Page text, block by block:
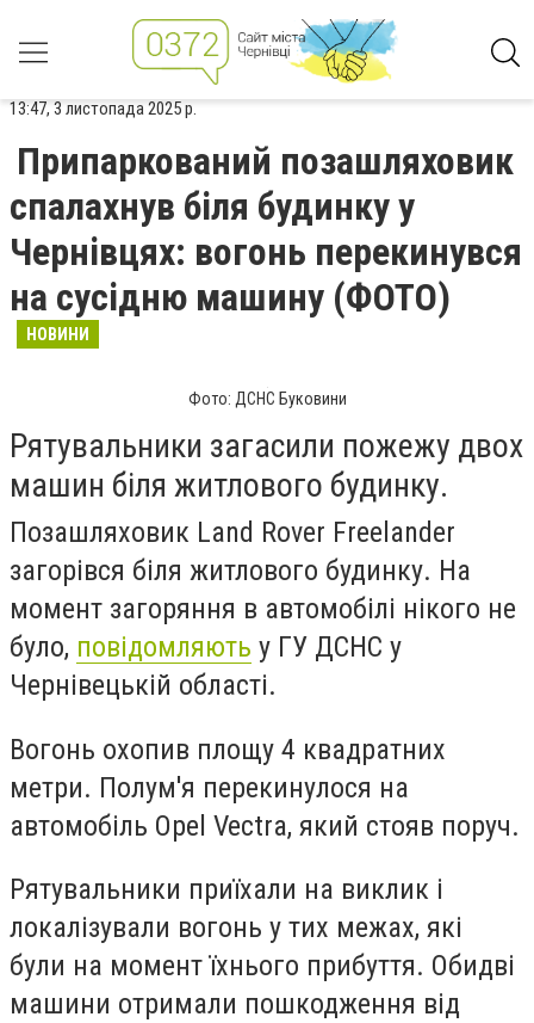
13:47, 3 листопада 2025 р.
Припаркований позашляховик
спалахнув біля будинку у
Чернівцях: вогонь перекинувся
на сусідню машину (ФОТО)
НОВИНИ
Фото: ДСНС Буковини
Рятувальники загасили пожежу двох
машин біля житлового будинку.
Позашляховик Land Rover Freelander
загорівся біля житлового будинку. На
момент загоряння в автомобілі нікого не
було, повідомляють у ГУ ДСНС у
Чернівецькій області.
Вогонь охопив площу 4 квадратних
метри. Полум'я перекинулося на
автомобіль Opel Vectra, який стояв поруч.
Рятувальники приїхали на виклик і
локалізували вогонь у тих межах, які
були на момент їхнього прибуття. Обидві
машини отримали пошкодження від